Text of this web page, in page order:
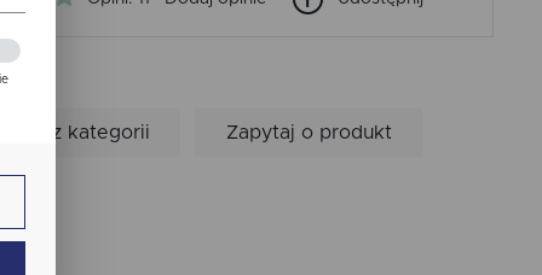
Inne z kategorii Zapytaj o produkt